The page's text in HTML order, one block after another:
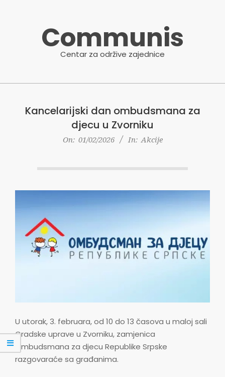
Communis
Centar za održive zajednice
Kancelarijski dan ombudsmana za
djecu u Zvorniku
On: 01/02/2026 In: Akcije
U utorak, 3. februara, od 10 do 13 časova u maloj sali
Gradske uprave u Zvorniku, zamjenica
Ombudsmana za djecu Republike Srpske
razgovaraće sa građanima.